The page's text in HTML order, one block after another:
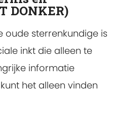
DONKER)
oude sterrenkundige is
inkt die alleen te
informatie
het alleen vinden